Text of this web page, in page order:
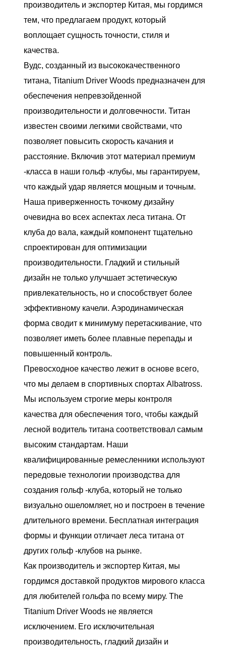
производитель и экспортер Китая, мы гордимся
тем, что предлагаем продукт, который
воплощает сущность точности, стиля и
качества.
Вудс, созданный из высококачественного
титана, Titanium Driver Woods предназначен для
обеспечения непревзойденной
производительности и долговечности. Титан
известен своими легкими свойствами, что
позволяет повысить скорость качания и
расстояние. Включив этот материал премиум
-класса в наши гольф -клубы, мы гарантируем,
что каждый удар является мощным и точным.
Наша приверженность точкому дизайну
очевидна во всех аспектах леса титана. От
клуба до вала, каждый компонент тщательно
спроектирован для оптимизации
производительности. Гладкий и стильный
дизайн не только улучшает эстетическую
привлекательность, но и способствует более
эффективному качели. Аэродинамическая
форма сводит к минимуму перетаскивание, что
позволяет иметь более плавные перепады и
повышенный контроль.
Превосходное качество лежит в основе всего,
что мы делаем в спортивных спортах Albatross.
Мы используем строгие меры контроля
качества для обеспечения того, чтобы каждый
лесной водитель титана соответствовал самым
высоким стандартам. Наши
квалифицированные ремесленники используют
передовые технологии производства для
создания гольф -клуба, который не только
визуально ошеломляет, но и построен в течение
длительного времени. Бесплатная интеграция
формы и функции отличает леса титана от
других гольф -клубов на рынке.
Как производитель и экспортер Китая, мы
гордимся доставкой продуктов мирового класса
для любителей гольфа по всему миру. The
Titanium Driver Woods не является
исключением. Его исключительная
производительность, гладкий дизайн и